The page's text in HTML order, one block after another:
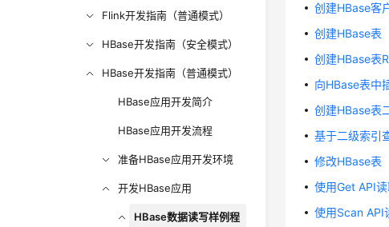
Flink开发指南（普通模式）
HBase开发指南（安全模式）
HBase开发指南（普通模式）
HBase应用开发简介
HBase应用开发流程
准备HBase应用开发环境
开发HBase应用
HBase数据读写样例程
创建HBase客
创建HBase表
创建HBase表
向HBase表中
创建HBase表
基于二级索引
修改HBase表
使用Get API
使用Scan API